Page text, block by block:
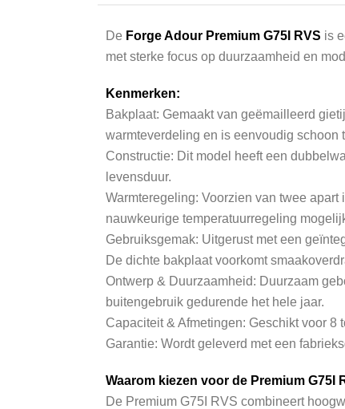
De Forge Adour Premium G75I RVS is
met sterke focus op duurzaamheid en
Kenmerken:
Bakplaat: Gemaakt van geëmailleerd
warmteverdeling en is eenvoudig schoon
Constructie: Dit model heeft een
levensduur.
Warmteregeling: Voorzien van twee
nauwkeurige temperatuurregeling
Gebruiksgemak: Uitgerust met een
De dichte bakplaat voorkomt
Ontwerp & Duurzaamheid: Duurzaam
buitengebruik gedurende het hele jaar.
Capaciteit & Afmetingen: Geschikt voor 8
Garantie: Wordt geleverd met een
Waarom kiezen voor de Premium G75I
De Premium G75I RVS combineert